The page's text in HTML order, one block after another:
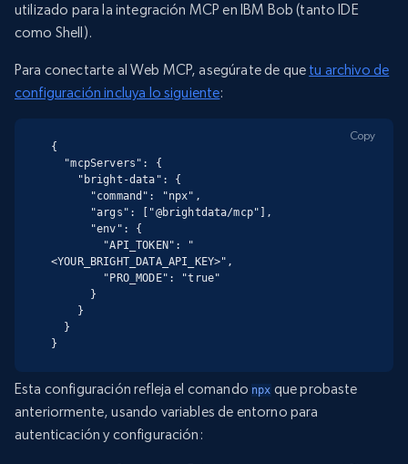
utilizado para la integración MCP en IBM Bob (tanto IDE
como Shell).
Para conectarte al Web MCP, asegúrate de que tu archivo de
configuración incluya lo siguiente:
{
<YOUR_BRIGHT_DATA_API_KEY>",
}
Copy
Esta configuración refleja el comando npx que probaste
anteriormente, usando variables de entorno para
autenticación y configuración: